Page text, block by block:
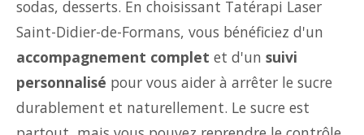
sodas, desserts. En choisissant Tatérapi Laser
Saint-Didier-de-Formans, vous bénéficiez d'un
accompagnement complet et d'un suivi
personnalisé pour vous aider à arrêter le sucre
durablement et naturellement. Le sucre est